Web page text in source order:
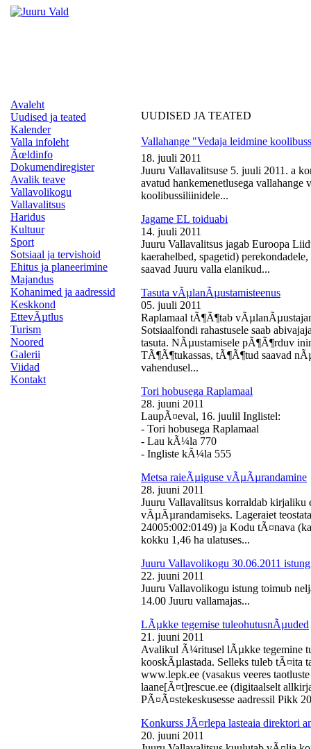
Avaleht
Uudised ja teated
Kalender
Valla infoleht
Ãœldinfo
Dokumendiregister
Avalik teave
Vallavolikogu
Vallavalitsus
Haridus
Kultuur
Sport
Sotsiaal ja tervishoid
Ehitus ja planeerimine
Majandus
Kohanimed ja aadressid
Keskkond
EttevÃµtlus
Turism
Noored
Galerii
Viidad
Kontakt
UUDISED JA TEATED
Vallahange "Vedaja leidmine
18. juuli 2011
Juuru Vallavalitsuse 5. juuli 2011. a
avatud hankemenetlusega vallahange
koolibussiliinidele...
Jagame EL toiduabi
14. juuli 2011
Juuru Vallavalitsus jagab Euroopa
kaerahelbed, spagetid)
saavad Juuru valla elanikud...
Tasuta vÃµlanÃµustamisteenus
05. juuli 2011
Raplamaal tÃ¶Ã¶tab
Sotsiaalfondi rahastusele saab
tasuta. NÃµustamisele pÃ¶Ã¶rduv
TÃ¶Ã¶tukassas, tÃ¶Ã¶tud saavad
vahendusel...
Tori hobusega Raplamaal
28. juuni 2011
LaupÃ¤eval, 16. juulil Inglistel:
- Tori hobusega Raplamaal
- Lau kÃ¼la 770
- Ingliste kÃ¼la 555
Metsa raieÃµiguse vÃµÃµrandamine
28. juuni 2011
Juuru Vallavalitsus korraldab kirjaliku
vÃµÃµrandamiseks. Lageraiet
24005:002:0149) ja Kodu tÃ¤nava
kokku 1,46 ha ulatuses...
Juuru Vallavolikogu 30.06.2011 istung
22. juuni 2011
Juuru Vallavolikogu istung toimub
14.00 Juuru vallamajas...
LÃµkke tegemise tuleohutusnÃµuded
21. juuni 2011
Avalikul Ã¼ritusel lÃµkke tegemine
kooskÃµlastada. Selleks tuleb tÃ¤ita
www.lepk.ee (vasakus veeres
laane[Ã¤t]rescue.ee (digitaalselt
PÃ¤Ã¤stekeskusesse aadressil Pikk
Konkurss JÃ¤rlepa lasteaia direktori
20. juuni 2011